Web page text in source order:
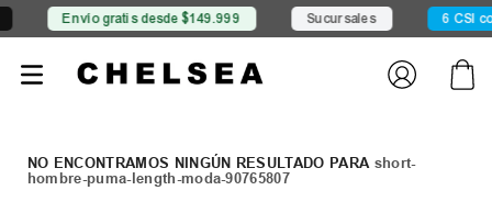
Envío gratis desde $149.999 Sucursales 6 CSI
short-
hombre-puma-length-moda-90765807